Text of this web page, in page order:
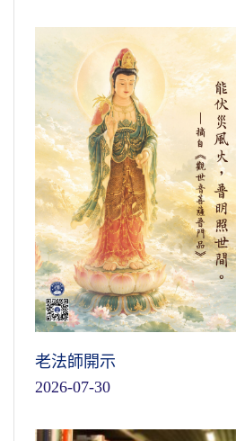
老法師開示
2026-07-30